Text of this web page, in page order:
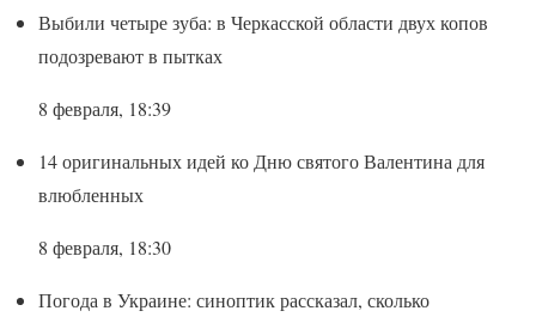
Выбили четыре зуба: в Черкасской области двух копов
подозревают в пытках
8 февраля, 18:39
14 оригинальных идей ко Дню святого Валентина для
влюбленных
8 февраля, 18:30
Погода в Украине: синоптик рассказал, сколько